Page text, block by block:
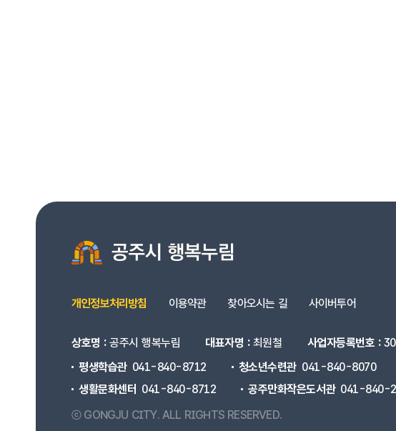
개인정보처리방침 이용약관 찾아오시는 길 사이버투어
상호명 :공주시 행복누림 대표자명 :최원철 사업자등록번호 :
평생학습관 041-840-8712 청소년수련관 041-840-8070
생활문화센터 041-840-8712 공주만화작은도서관 041-840-
ⓒ GONGJU CITY. ALL RIGHTS RESERVED.